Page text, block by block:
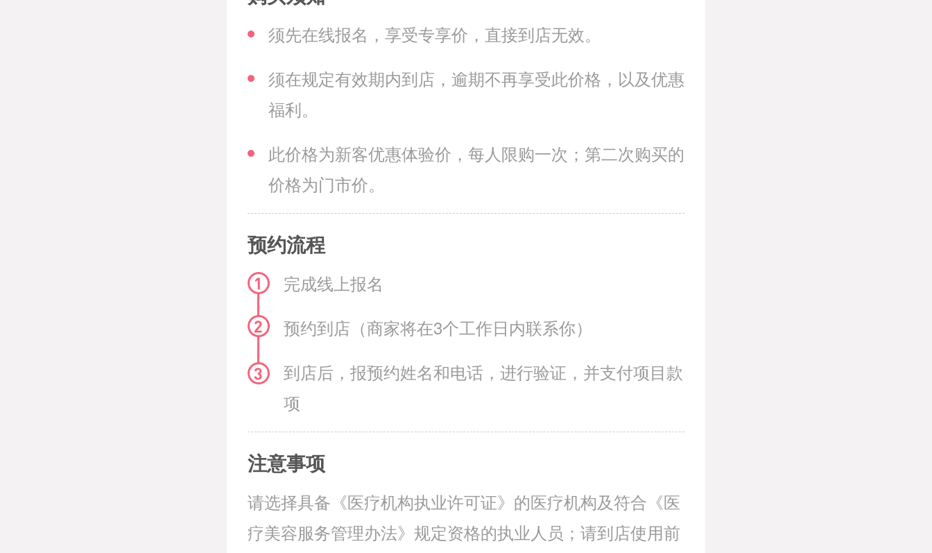
须先在线报名，享受专享价，直接到店无效。
须在规定有效期内到店，逾期不再享受此价格，以及优惠
福利。
此价格为新客优惠体验价，每人限购一次；第二次购买的
价格为门市价。
预约流程
完成线上报名
预约到店（商家将在3个工作日内联系你）
到店后，报预约姓名和电话，进行验证，并支付项目款
项
注意事项
请选择具备《医疗机构执业许可证》的医疗机构及符合《医
疗美容服务管理办法》规定资格的执业人员；请到店使用前